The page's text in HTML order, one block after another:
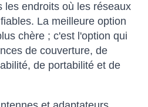
les endroits où les réseaux
La meilleure option
chère ; c'est l'option qui
de couverture, de
de portabilité et de